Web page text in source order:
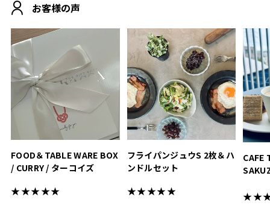
おうちカフェもお洒落にな
って嬉しい𖠚 ⡱
.
#hyacca #結婚祝い
素敵なギフトを
ありがとうございました
#hyacca #結婚祝い
#お祝い #プレゼント
真っ
いい
#結婚
淡色
結婚
色イ
お客様の声
FOOD＆TABLE WARE BOX
/ CURRY / ターコイズ
★★★★★
フライパンジュウS 2枚＆ハ
ンドルセット
★★★★★
CAFE